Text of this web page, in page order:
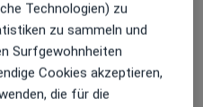
• Zu Google Maps
Technologien) zu
zu sammeln und
Surfgewohnheiten
Cookies akzeptieren,
die für die